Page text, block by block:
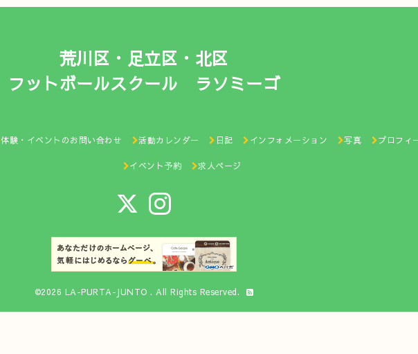
荒川区・足立区・北区
フットボールスクール ラソミーゴ
体験・イベントのお問い合わせ 活動カレンダー 日記 インフォメーション 写真 プロフィ
イベント予約 求人ページ
©2026 LA-PURTA-JUNTO. All Rights Reserved.